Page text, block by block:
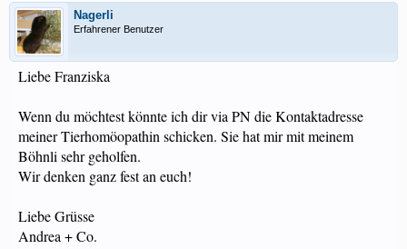
Nagerli
Erfahrener Benutzer
Liebe Franziska
Wenn du möchtest könnte ich dir via PN die Kontaktadresse
meiner Tierhomöopathin schicken. Sie hat mir mit meinem
Böhnli sehr geholfen.
Wir denken ganz fest an euch!
Liebe Grüsse
Andrea + Co.